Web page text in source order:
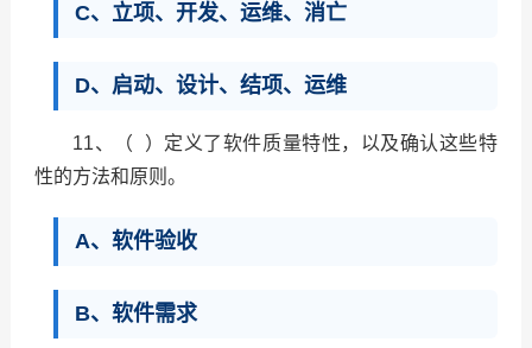
C、立项、开发、运维、消亡
D、启动、设计、结项、运维
11、（ ）定义了软件质量特性，以及确认这些特
性的方法和原则。
A、软件验收
B、软件需求